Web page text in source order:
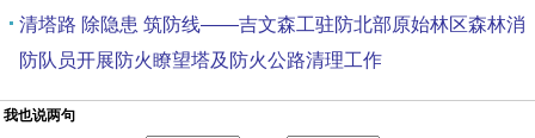
清塔路 除隐患 筑防线——吉文森工驻防北部原始林区森林消
防队员开展防火瞭望塔及防火公路清理工作
我也说两句